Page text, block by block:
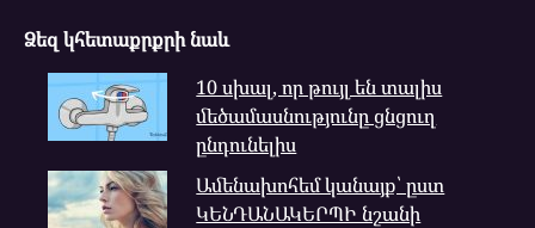
Ձեզ կհետաքրքրի նաև
10 սխալ, որ թույլ են տալիս
մեծամասնությունը ցնցուղ
ընդունելիս
Ամենախոհեմ կանայք՝ ըստ
ԿԵՆԴԱՆԱԿԵՐՊԻ նշանի